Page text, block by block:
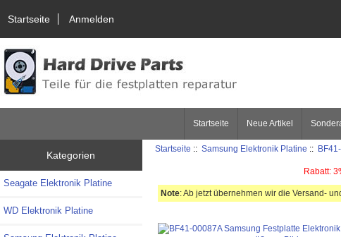
Startseite Anmelden
Startseite Neue Artikel
Kategorien
Seagate Elektronik Platine
WD Elektronik Platine
Startseite ::Samsung Elektronik Platine ::
Rabatt:
Note: Ab jetzt übernehmen wir die Versand-